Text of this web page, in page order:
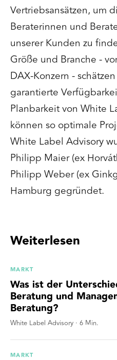
Vertriebsansätzen, um
Beraterinnen und
unserer Kunden zu
Größe und Branche -
DAX-Konzern -
garantierte
Planbarkeit von White
können so optimale
White Label Advisory
Philipp Maier (ex
Philipp Weber (ex
Hamburg gegründet.
Weiterlesen
MARKT
Was ist der
Beratung und
Beratung?
White Label Advisory · 6 Min.
MARKT